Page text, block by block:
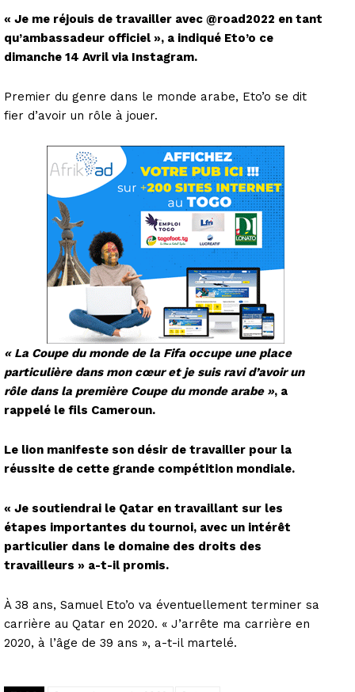
« Je me réjouis de travailler avec @road2022 en tant
qu’ambassadeur officiel », a indiqué Eto’o ce
dimanche 14 Avril via Instagram.
Premier du genre dans le monde arabe, Eto’o se dit
fier d’avoir un rôle à jouer.
« La Coupe du monde de la Fifa occupe une place
particulière dans mon cœur et je suis ravi d’avoir un
rôle dans la première Coupe du monde arabe », a
rappelé le fils Cameroun.
Le lion manifeste son désir de travailler pour la
réussite de cette grande compétition mondiale.
« Je soutiendrai le Qatar en travaillant sur les
étapes importantes du tournoi, avec un intérêt
particulier dans le domaine des droits des
travailleurs » a-t-il promis.
À 38 ans, Samuel Eto’o va éventuellement terminer sa
carrière au Qatar en 2020. « J’arrête ma carrière en
2020, à l’âge de 39 ans », a-t-il martelé.